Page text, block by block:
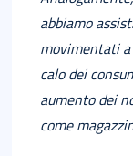
abbiamo
movimentati
calo dei
aumento dei
come